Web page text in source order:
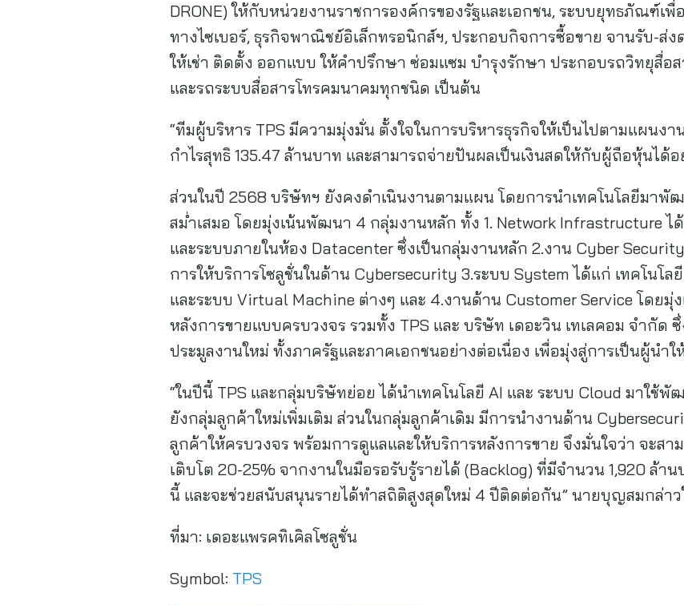
DRONE) ให้กับหน่วยงานราชการองค์กรของรัฐและเอกชน, ระบบยุทธภัณฑ์
ทางไซเบอร์, ธุรกิจพาณิชย์อิเล็กทรอนิกส์ฯ, ประกอบกิจการซื้อขาย จานรับ-ส่
ให้เช่า ติดตั้ง ออกแบบ ให้คำปรึกษา ซ่อมแซม บำรุงรักษา ประกอบรถวิทยุสื่อส
และรถระบบสื่อสารโทรคมนาคมทุกชนิด เป็นต้น
“ทีมผู้บริหาร TPS มีความมุ่งมั่น ตั้งใจในการบริหารธุรกิจให้เป็นไปตามแผนง
กำไรสุทธิ 135.47 ล้านบาท และสามารถจ่ายปันผลเป็นเงินสดให้กับผู้ถือหุ้นได้
ส่วนในปี 2568 บริษัทฯ ยังคงดำเนินงานตามแผน โดยการนำเทคโนโลยีมา
สม่ำเสมอ โดยมุ่งเน้นพัฒนา 4 กลุ่มงานหลัก ทั้ง 1. Network Infrastructure ไ
และระบบภายในห้อง Datacenter ซึ่งเป็นกลุ่มงานหลัก 2.งาน Cyber
การให้บริการโซลูชั่นในด้าน Cybersecurity 3.ระบบ System ได้แก่ เทคโนโล
และระบบ Virtual Machine ต่างๆ และ 4.งานด้าน Customer Service โดยมุ่
หลังการขายแบบครบวงจร รวมทั้ง TPS และ บริษัท เดอะวิน เทเลคอม จำกัด
ประมูลงานใหม่ ทั้งภาครัฐและภาคเอกชนอย่างต่อเนื่อง เพื่อมุ่งสู่การเป็นผู้นำ
“ในปีนี้ TPS และกลุ่มบริษัทย่อย ได้นำเทคโนโลยี AI และ ระบบ Cloud มาใช้
ยังกลุ่มลูกค้าใหม่เพิ่มเติม ส่วนในกลุ่มลูกค้าเดิม มีการนำงานด้าน
ลูกค้าให้ครบวงจร พร้อมการดูแลและให้บริการหลังการขาย จึงมั่นใจว่า จะส
เติบโต 20-25% จากงานในมือรอรับรู้รายได้ (Backlog) ที่มีจำนวน 1,920 ล้า
นี้ และจะช่วยสนับสนุนรายได้ทำสถิติสูงสุดใหม่ 4 ปีติดต่อกัน” นายบุญสมกล่า
ที่มา: เดอะแพรคทิเคิลโซลูชั่น
Symbol: TPS